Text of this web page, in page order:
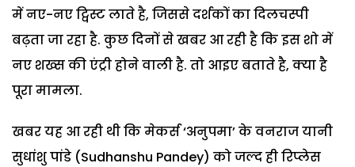
में नए-नए ट्विस्ट लाते है, जिससे दर्शकों का दिलचस्पी
बढ़ता जा रहा है. कुछ दिनों से खबर आ रही है कि इस शो में
नए शख्स की एंट्री होने वाली है. तो आइए बताते है, क्या है
पूरा मामला.
खबर यह आ रही थी कि मेकर्स ‘अनुपमा’ के वनराज यानी
सुधांशु पांडे (Sudhanshu Pandey) को जल्द ही रिप्लेस